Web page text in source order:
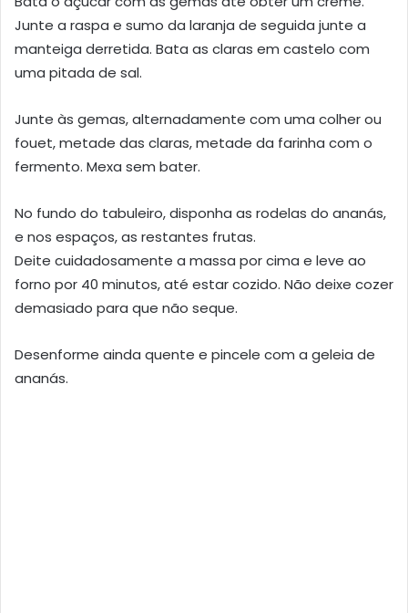
Junte a raspa e sumo da laranja de seguida junte a
manteiga derretida. Bata as claras em castelo com
uma pitada de sal.
Junte às gemas, alternadamente com uma colher ou
fouet, metade das claras, metade da farinha com o
fermento. Mexa sem bater.
No fundo do tabuleiro, disponha as rodelas do ananás,
e nos espaços, as restantes frutas.
Deite cuidadosamente a massa por cima e leve ao
forno por 40 minutos, até estar cozido. Não deixe cozer
demasiado para que não seque.
Desenforme ainda quente e pincele com a geleia de
ananás.